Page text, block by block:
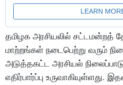
தமிழக அரசியலில் சட்டமன்றத்
மாற்றங்கள் நடைபெற்று வரும்
அடுத்தகட்ட அரசியல்
எதிர்பார்ப்பு உருவாகியுள்ளது.